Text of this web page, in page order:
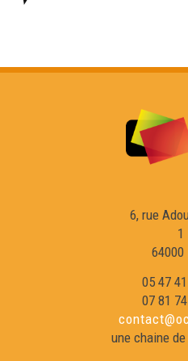
6, rue
1
64000
05 47
07 81
une chaine de